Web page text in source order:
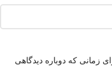
زمانی که دوباره دیدگاهی